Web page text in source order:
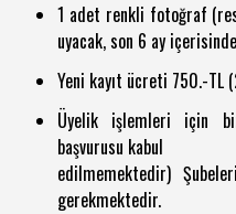
1 adet renkli fotoğraf
uyacak, son 6 ay
Yeni kayıt ücreti 750.-TL
Üyelik işlemleri için
başvurusu kabul
edilmemektedir)
gerekmektedir.